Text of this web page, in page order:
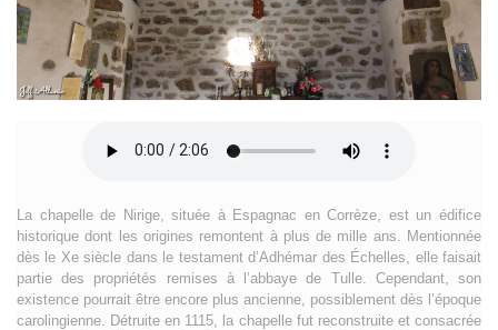
La chapelle de Nirige, située à Espagnac en Corrèze, est un édifice
historique dont les origines remontent à plus de mille ans. Mentionnée
dès le Xe siècle dans le testament d’Adhémar des Échelles, elle faisait
partie des propriétés remises à l’abbaye de Tulle. Cependant, son
existence pourrait être encore plus ancienne, possiblement dès l’époque
carolingienne. Détruite en 1115, la chapelle fut reconstruite et consacrée